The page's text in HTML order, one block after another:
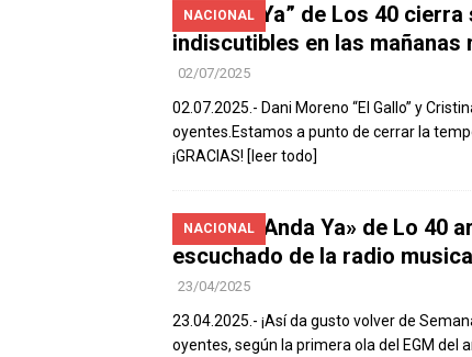
NACIONAL
“Anda Ya” de Los 40
indiscutibles en las mañanas
02/07/2025
02.07.2025.- Dani Moreno “El Gallo” y
oyentes.Estamos a punto de cerrar la
¡GRACIAS! [leer todo]
NACIONAL
EGM: «Anda Ya» de Lo 40
escuchado de la radio
23/04/2025
23.04.2025.- ¡Así da gusto volver de
oyentes, según la primera ola del EGM